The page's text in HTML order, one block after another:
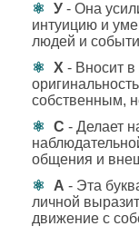
У - Она
интуицию и
людей и
Х - Вносит в
собственным,
С - Делает
общения и
А - Эта
личной
движение с